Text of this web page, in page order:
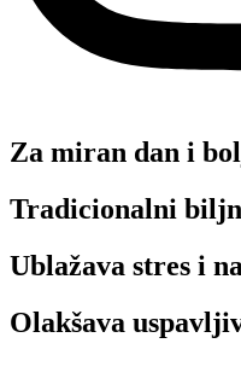
Za miran dan i
Tradicionalni
Ublažava stres i
Olakšava